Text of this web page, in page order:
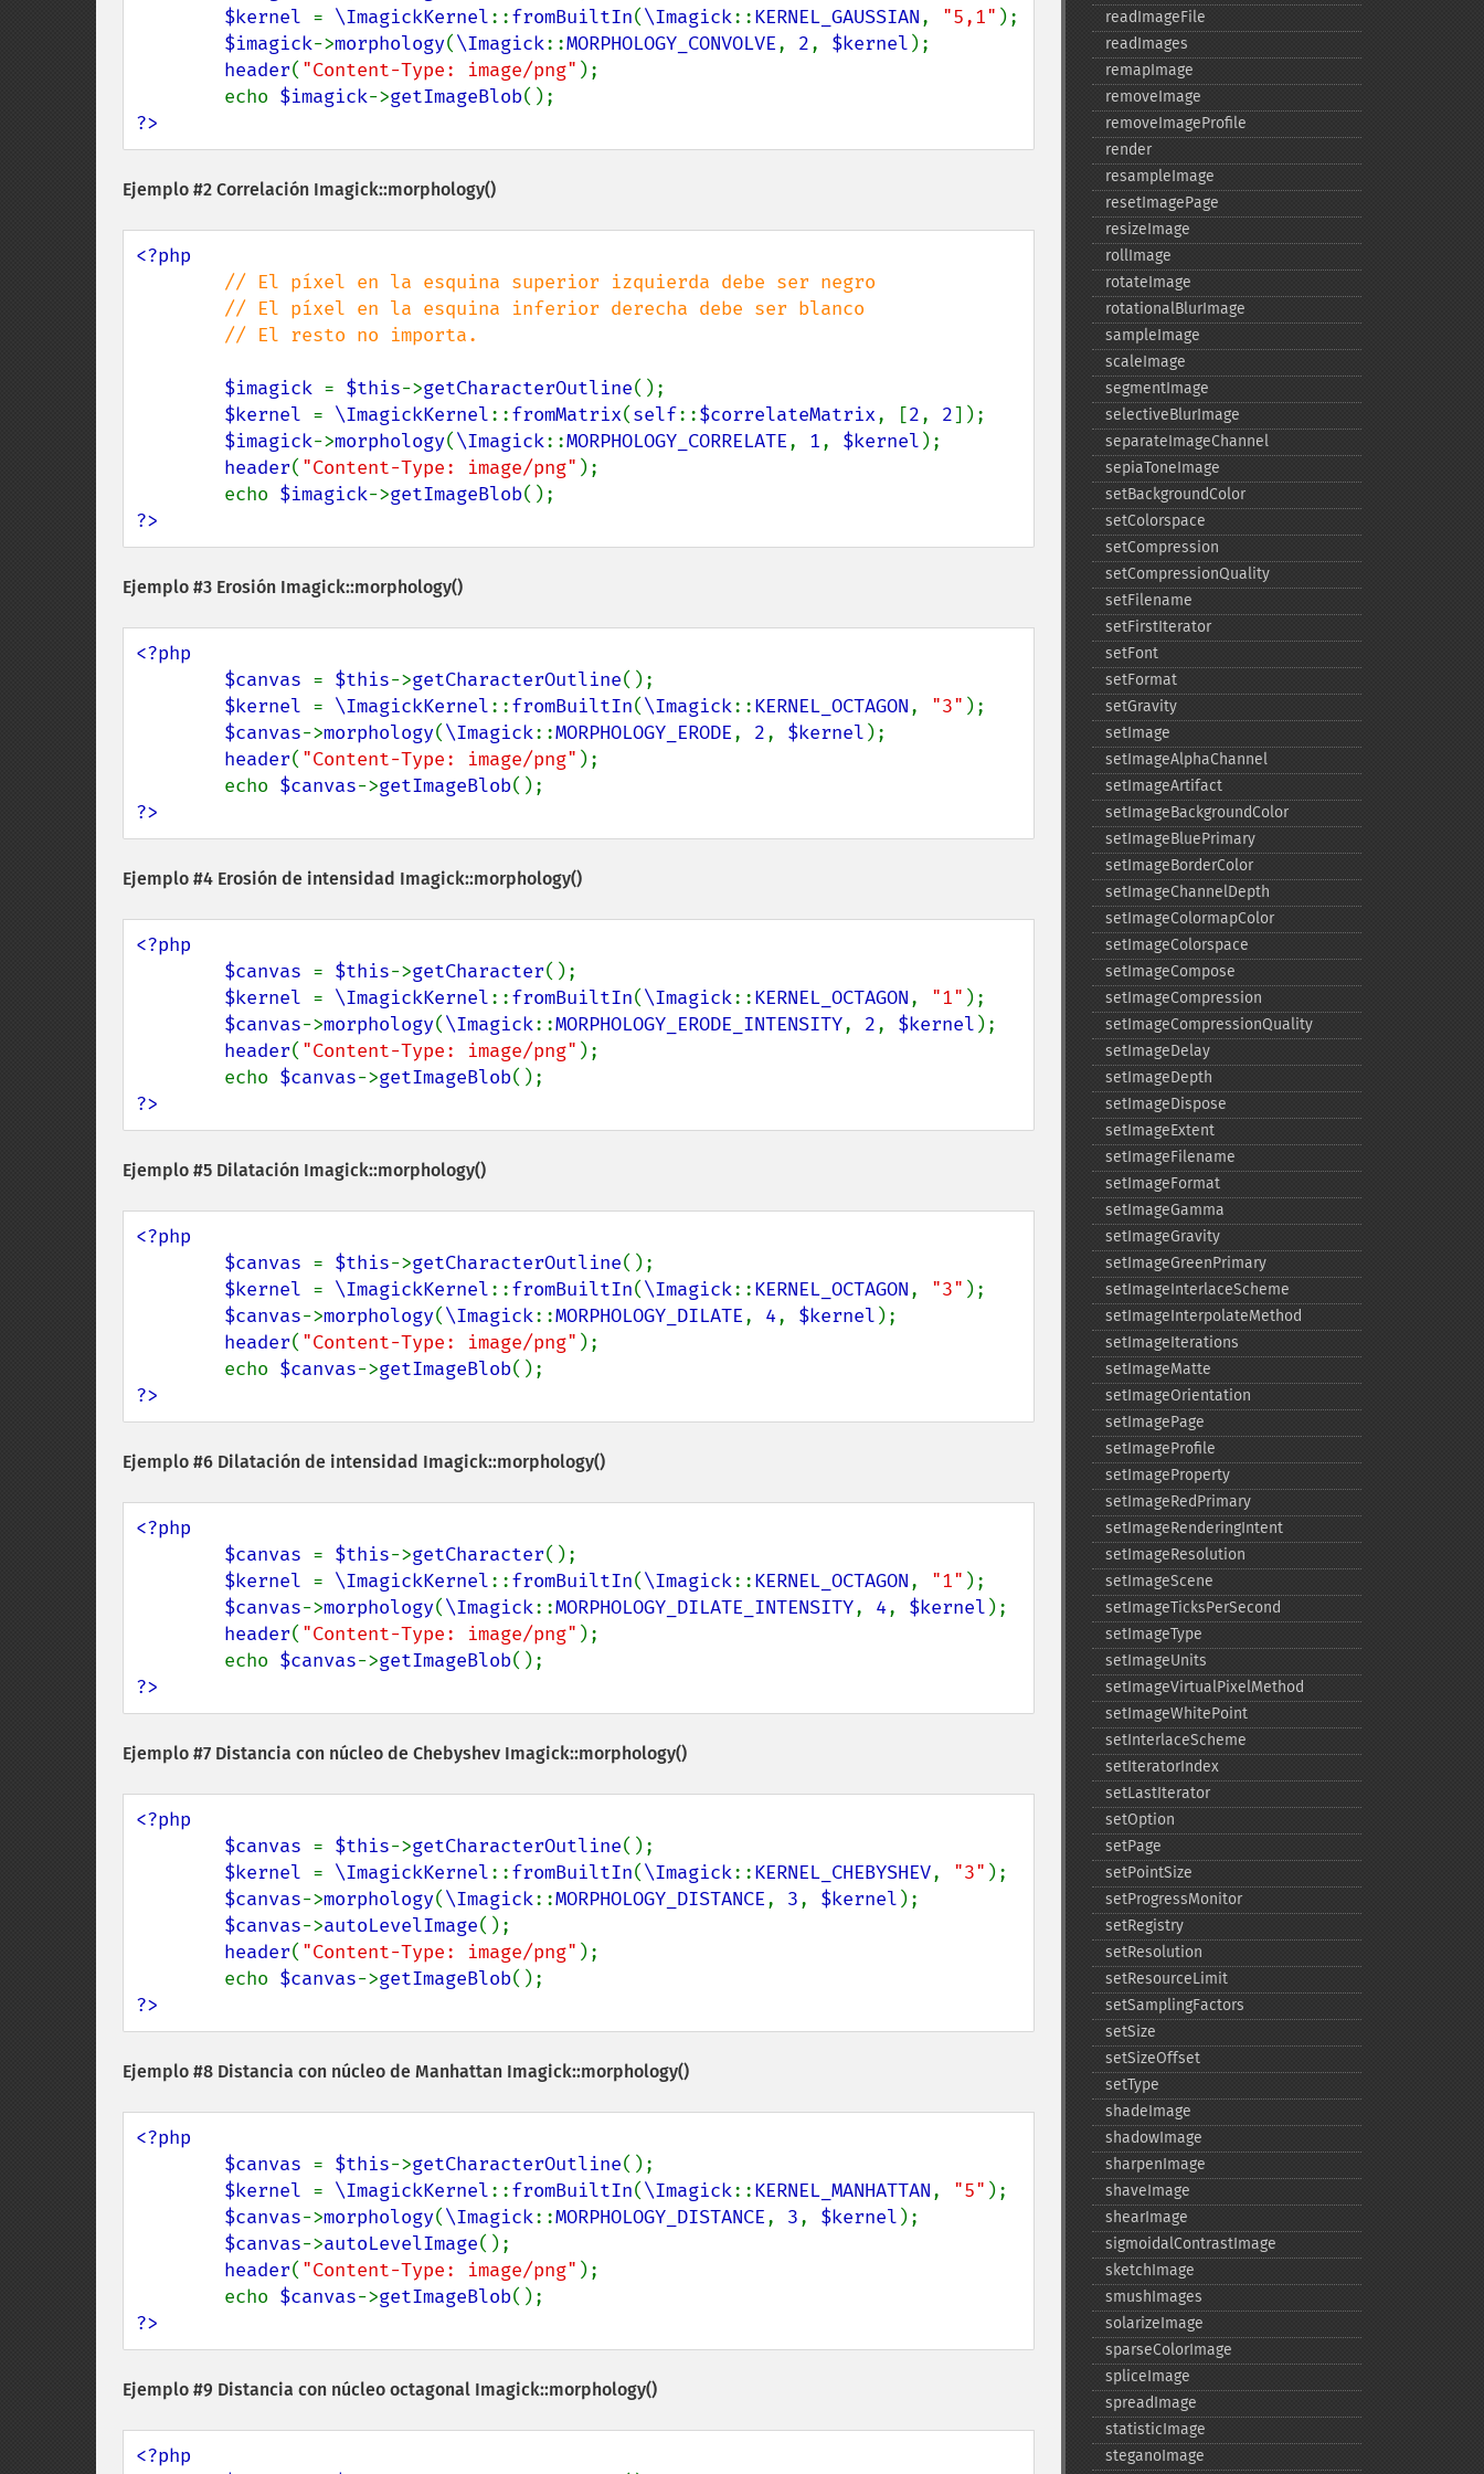
$kernel = \ImagickKernel::fromBuiltIn(\Imagick::KERNEL_GAUSSIAN, "5,1" );
$imagick->morphology(\Imagick::MORPHOLOGY_CONVOLVE, 2, $kernel );
header( "Content-Type: image/png" );
        echo
$imagick->getImageBlob
?>
Ejemplo #2 Correlación Imagick::morphology()
<?php
// El píxel en la esquina superior izquierda debe ser negro
$imagick = $this->getCharacterOutline();
$kernel = \ImagickKernel::fromMatrix(self::$correlateMatrix, [2, 2]);
$imagick->morphology(\Imagick::MORPHOLOGY_CORRELATE, 1, $kernel );
header( "Content-Type: image/png" );
        echo
$imagick->getImageBlob
?>
Ejemplo #3 Erosión Imagick::morphology()
<?php
        $canvas
= $this->getCharacterOutline();
$kernel = \ImagickKernel::fromBuiltIn(\Imagick::KERNEL_OCTAGON, "3" );
$canvas->morphology(\Imagick::MORPHOLOGY_ERODE, 2, $kernel );
header( "Content-Type: image/png" );
        echo
$canvas->getImageBlob
?>
Ejemplo #4 Erosión de intensidad Imagick::morphology()
<?php
        $canvas
= $this->getCharacter();
$kernel = \ImagickKernel::fromBuiltIn(\Imagick::KERNEL_OCTAGON, "1" );
$canvas->morphology(\Imagick::MORPHOLOGY_ERODE_INTENSITY, 2, $kernel );
header( "Content-Type: image/png" );
        echo
$canvas->getImageBlob
?>
Ejemplo #5 Dilatación Imagick::morphology()
<?php
        $canvas
= $this->getCharacterOutline();
$kernel = \ImagickKernel::fromBuiltIn(\Imagick::KERNEL_OCTAGON, "3" );
$canvas->morphology(\Imagick::MORPHOLOGY_DILATE, 4, $kernel );
header( "Content-Type: image/png" );
        echo
$canvas->getImageBlob
?>
Ejemplo #6 Dilatación de intensidad Imagick::morphology()
<?php
        $canvas
= $this->getCharacter();
$kernel = \ImagickKernel::fromBuiltIn(\Imagick::KERNEL_OCTAGON, "1" );
$canvas->morphology(\Imagick::MORPHOLOGY_DILATE_INTENSITY, 4, $kernel );
header( "Content-Type: image/png" );
        echo
$canvas->getImageBlob
?>
Ejemplo #7 Distancia con núcleo de Chebyshev Imagick::morphology()
<?php
        $canvas
= $this->getCharacterOutline();
$kernel = \ImagickKernel::fromBuiltIn(\Imagick::KERNEL_CHEBYSHEV, "3" );
$canvas->morphology(\Imagick::MORPHOLOGY_DISTANCE, 3, $kernel );
$canvas->autoLevelImage();
header( "Content-Type: image/png" );
        echo
$canvas->getImageBlob
?>
Ejemplo #8 Distancia con núcleo de Manhattan Imagick::morphology()
<?php
        $canvas
= $this->getCharacterOutline();
$kernel = \ImagickKernel::fromBuiltIn(\Imagick::KERNEL_MANHATTAN, "5" );
$canvas->morphology(\Imagick::MORPHOLOGY_DISTANCE, 3, $kernel );
$canvas->autoLevelImage();
header( "Content-Type: image/png" );
        echo
$canvas->getImageBlob
?>
Ejemplo #9 Distancia con núcleo octagonal Imagick::morphology()
<?php
readImageFile
readImages
remapImage
removeImage
removeImageProfile
render
resampleImage
resetImagePage
resizeImage
rollImage
rotateImage
rotationalBlurImage
sampleImage
scaleImage
segmentImage
selectiveBlurImage
separateImageChannel
sepiaToneImage
setBackgroundColor
setColorspace
setCompression
setCompressionQuality
setFilename
setFirstIterator
setFont
setFormat
setGravity
setImage
setImageAlphaChannel
setImageArtifact
setImageBackgroundColor
setImageBluePrimary
setImageBorderColor
setImageChannelDepth
setImageColormapColor
setImageColorspace
setImageCompose
setImageCompression
setImageCompressionQuality
setImageDelay
setImageDepth
setImageDispose
setImageExtent
setImageFilename
setImageFormat
setImageGamma
setImageGravity
setImageGreenPrimary
setImageInterlaceScheme
setImageInterpolateMethod
setImageIterations
setImageMatte
setImageOrientation
setImagePage
setImageProfile
setImageProperty
setImageRedPrimary
setImageRenderingIntent
setImageResolution
setImageScene
setImageTicksPerSecond
setImageType
setImageUnits
setImageVirtualPixelMethod
setImageWhitePoint
setInterlaceScheme
setIteratorIndex
setLastIterator
setOption
setPage
setPointSize
setProgressMonitor
setRegistry
setResolution
setResourceLimit
setSamplingFactors
setSize
setSizeOffset
setType
shadeImage
shadowImage
sharpenImage
shaveImage
shearImage
sigmoidalContrastImage
sketchImage
smushImages
solarizeImage
sparseColorImage
spliceImage
spreadImage
statisticImage
steganoImage